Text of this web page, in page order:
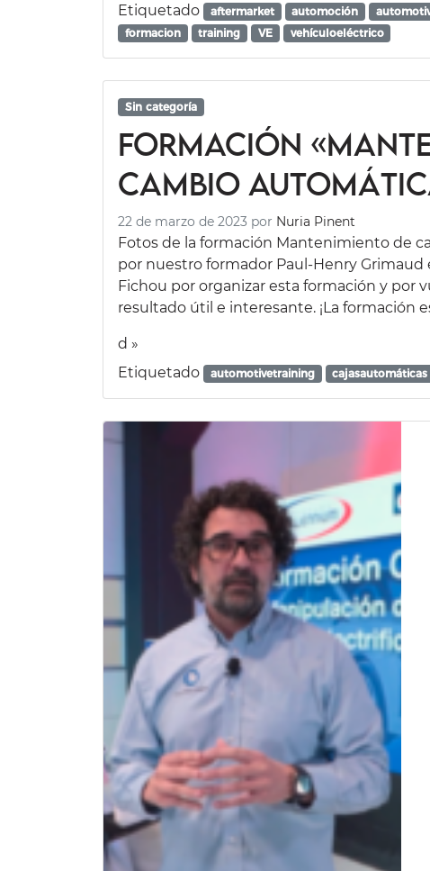
Etiquetado
aftermarket automoción
formacion
training VE vehículoeléctrico
Sin categoría
Formación
cambio
22 de marzo de 2023 por Nuria Pinent
Fotos de la formación Mantenimiento de
por nuestro formador Paul-Henry Grimaud
Fichou por organizar esta formación y por
resultado útil e interesante. ¡La formación
d »
Etiquetado
automotivetraining cajasautomáticas